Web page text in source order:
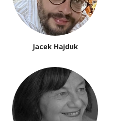
Jacek Hajduk